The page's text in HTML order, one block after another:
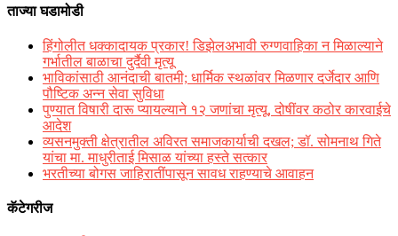
ताज्या घडामोडी
हिंगोलीत धक्कादायक प्रकार! डिझेलअभावी रुग्णवाहिका न मिळाल्याने
गर्भातील बाळाचा दुर्दैवी मृत्यू
भाविकांसाठी आनंदाची बातमी; धार्मिक स्थळांवर मिळणार दर्जेदार आणि
पौष्टिक अन्न सेवा सुविधा
पुण्यात विषारी दारू प्यायल्याने १२ जणांचा मृत्यू, दोषींवर कठोर कारवाईचे
आदेश
व्यसनमुक्ती क्षेत्रातील अविरत समाजकार्याची दखल; डॉ. सोमनाथ गिते
यांचा मा. माधुरीताई मिसाळ यांच्या हस्ते सत्कार
भरतीच्या बोगस जाहिरातींपासून सावध राहण्याचे आवाहन
कॅटेगरीज